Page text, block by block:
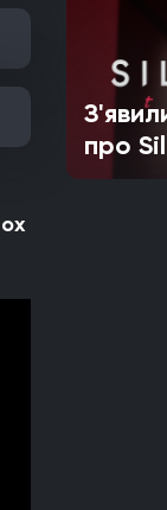
про